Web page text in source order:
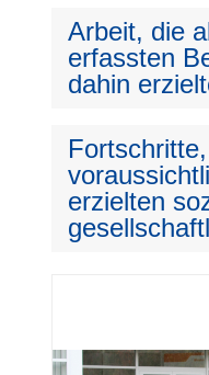
Arbeit, die
erfassten
dahin
erzielten